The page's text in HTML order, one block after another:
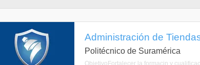
Administración de
Politécnico de Suramérica
ObjetivoFortalecer la formacin y